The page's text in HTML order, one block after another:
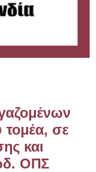
τομέα, σε
και
ΟΠΣ